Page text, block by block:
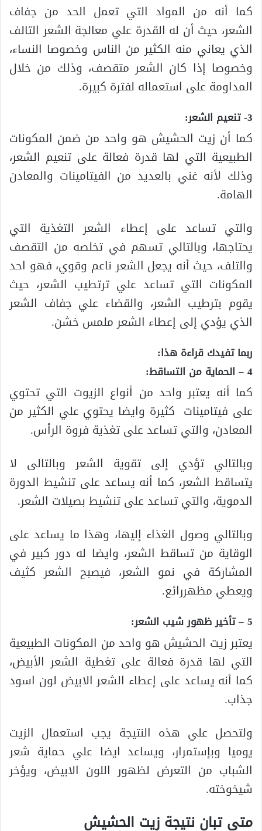
كما أنه من المواد التي تعمل الحد من جفاف
الشعر، حيث أن له القدرة علي معالجة الشعر التالف
الذي يعاني منه الكثير من الناس وخصوصا النساء،
وخصوصا إذا كان الشعر متقصف، وذلك من خلال
المداومة على استعماله لفترة كبيرة.
3- تنعيم الشعر:
كما أن زيت الحشيش هو واحد من ضمن المكونات
الطبيعية التي لها قدرة فعالة على تنعيم الشعر،
وذلك لأنه غني بالعديد من الفيتامينات والمعادن
الهامة.
والتي تساعد على إعطاء الشعر التغذية التي
يحتاجها، وبالتالي تسهم في تخلصه من التقصف
والتلف، حيث أنه يجعل الشعر ناعم وقوي، فهو احد
المكونات التي تساعد علي ترتطيب الشعر، حيث
يقوم بترطيب الشعر، والقضاء علي جفاف الشعر
الذي يؤدي إلى إعطاء الشعر ملمس خشن.
ربما تفيدك قراءة هذا:
4 – الحماية من التساقط:
كما أنه يعتبر واحد من أنواع الزيوت التي تحتوي
على فيتامينات كثيرة وايضا يحتوي علي الكثير من
المعادن، والتي تساعد على تغذية فروة الرأس.
وبالتالي تؤدي إلى تقوية الشعر وبالتالى لا
يتساقط الشعر، كما أنه يساعد على تنشيط الدورة
الدموية، والتي تساعد على تنشيط بصيلات الشعر.
وبالتالي وصول الغذاء إليها، وهذا ما يساعد على
الوقاية من تساقط الشعر، وايضا له دور كبير في
المشاركة في نمو الشعر، فيصبح الشعر كثيف
ويعطي مظهررائع.
5 – تأخير ظهور شيب الشعر:
يعتبر زيت الحشيش هو واحد من المكونات الطبيعية
التي لها قدرة فعالة على تغطية الشعر الأبيض،
كما أنه يساعد على إعطاء الشعر الابيض لون اسود
جذاب.
ولتحصل علي هذه النتيجة يجب استعمال الزيت
يوميا وبإستمرار، ويساعد ايضا علي حماية شعر
الشباب من التعرض لظهور اللون الابيض، ويؤخر
شيخوخته.
متى تبان نتيجة زيت الحشيش